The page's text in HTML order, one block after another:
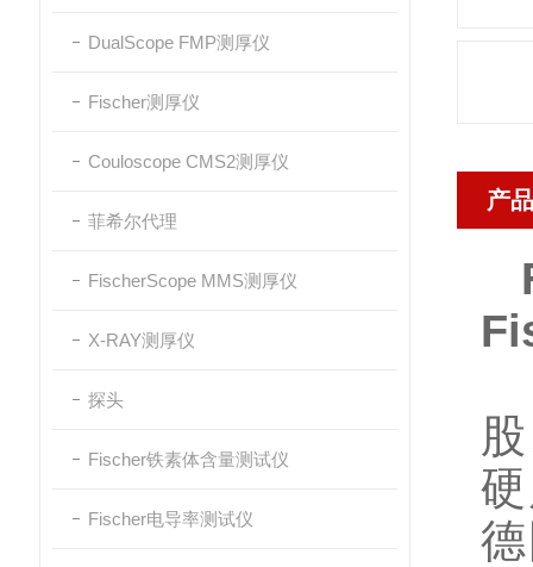
DualScope FMP测厚仪
Fischer测厚仪
Couloscope CMS2测厚仪
菲希尔代理
FischerScope MMS测厚仪
X-RAY测厚仪
探头
Fischer铁素体含量测试仪
Fischer电导率测试仪
产